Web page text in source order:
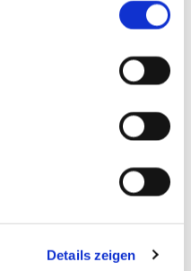
Details zeigen